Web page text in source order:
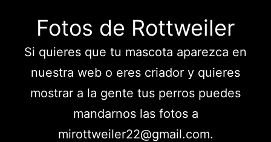
Fotos de Rottweiler
Si quieres que tu mascota aparezca en
nuestra web o eres criador y quieres
mostrar a la gente tus perros puedes
mandarnos las fotos a
mirottweiler22@gmail.com.